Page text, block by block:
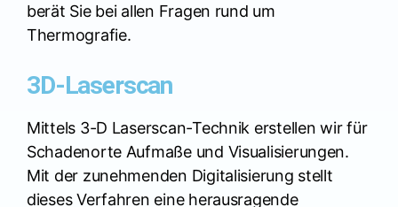
berät Sie bei allen Fragen rund um
Thermografie.
3D-Laserscan
Mittels 3-D Laserscan-Technik erstellen wir für
Schadenorte Aufmaße und Visualisierungen.
Mit der zunehmenden Digitalisierung stellt
dieses Verfahren eine herausragende